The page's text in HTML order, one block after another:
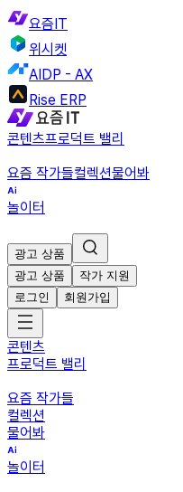
요즘IT
위시켓
AIDP - AX
Rise ERP
콘텐츠프로덕트 밸리
요즘 작가들컬렉션물어봐
놀이터
광고 상품
광고 상품
작가 지원
로그인
회원가입
콘텐츠
프로덕트 밸리
요즘 작가들
컬렉션
물어봐
놀이터